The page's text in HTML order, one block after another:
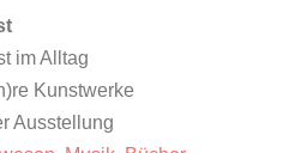
im Alltag
Kunstwerke
Ausstellung